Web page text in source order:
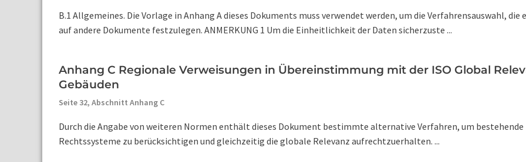
B.1 Allgemeines. Die Vorlage in Anhang A dieses Dokuments muss verwendet werden, um die Verfahrensauswahl,
auf andere Dokumente festzulegen. ANMERKUNG 1 Um die Einheitlichkeit der Daten sicherzuste ...
Anhang C Regionale Verweisungen in Übereinstimmung mit der ISO Global
Gebäuden
Seite 32, Abschnitt Anhang C
Durch die Angabe von weiteren Normen enthält dieses Dokument bestimmte alternative Verfahren, um
Rechtssysteme zu berücksichtigen und gleichzeitig die globale Relevanz aufrechtzuerhalten. ...